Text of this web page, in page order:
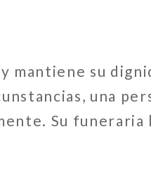
mantiene su
una
Su